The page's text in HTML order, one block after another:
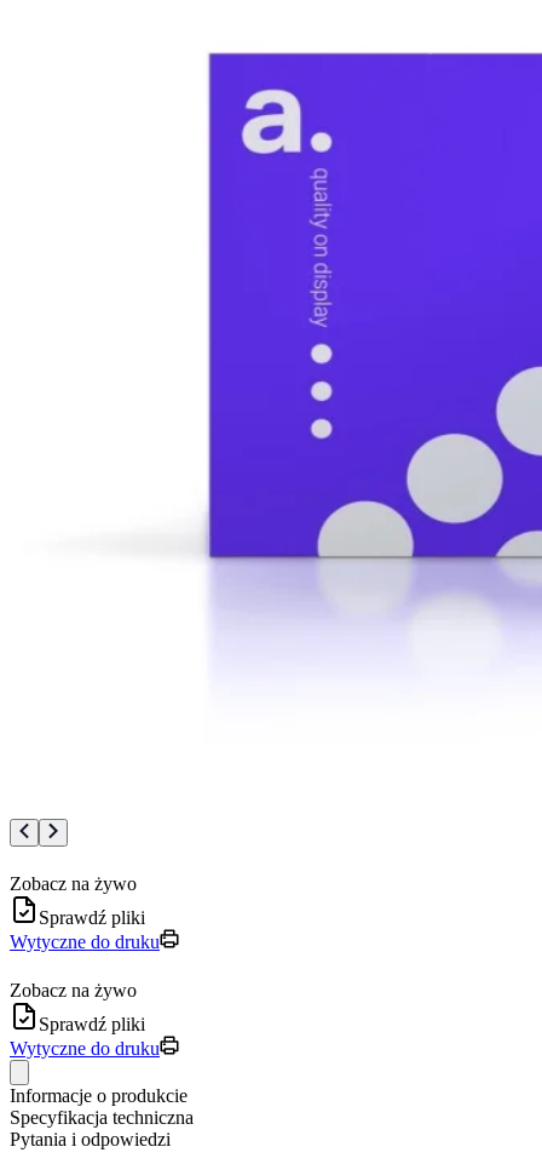
Zobacz na żywo
Sprawdź pliki
Wytyczne do druku
Zobacz na żywo
Sprawdź pliki
Wytyczne do druku
Informacje o produkcie
Specyfikacja techniczna
Pytania i odpowiedzi